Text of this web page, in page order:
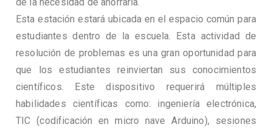
Esta estación estará ubicada en el espacio común para
estudiantes dentro de la escuela. Esta actividad de
resolución de problemas es una gran oportunidad para
que los estudiantes reinviertan sus conocimientos
científicos. Este dispositivo requerirá múltiples
habilidades científicas como: ingeniería electrónica,
TIC (codificación en micro nave Arduino), sesiones